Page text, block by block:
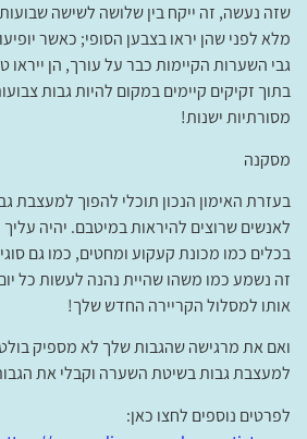
שזה נעשה, זה ייקח בין שלושה לשישה
מלא לפני שהן יראו בצבען הסופי; כאשר
גבי השערות הקיימות כבר על עורך, הן ייראו
בתוך זקיקים קיימים במקום להיות גבות
מסורתיות ישנות!
מסקנה
בעזרת האימון הנכון תוכלי להפוך למעצבת
לאנשים שרוצים להיראות במיטבם. יהיה
בכלים כמו מכונת קעקוע ומחטים, כמו גם
זה נשמע כמו משהו שהיית נהנה לעשות כל
אותו למסלול הקריירה החדש שלך!
ואם את מרגישה שהגבות שלך לא מספיק
למעצבת גבות בשיטת השערה וקבלי את
לפרטים נוספים לחצו כאן: